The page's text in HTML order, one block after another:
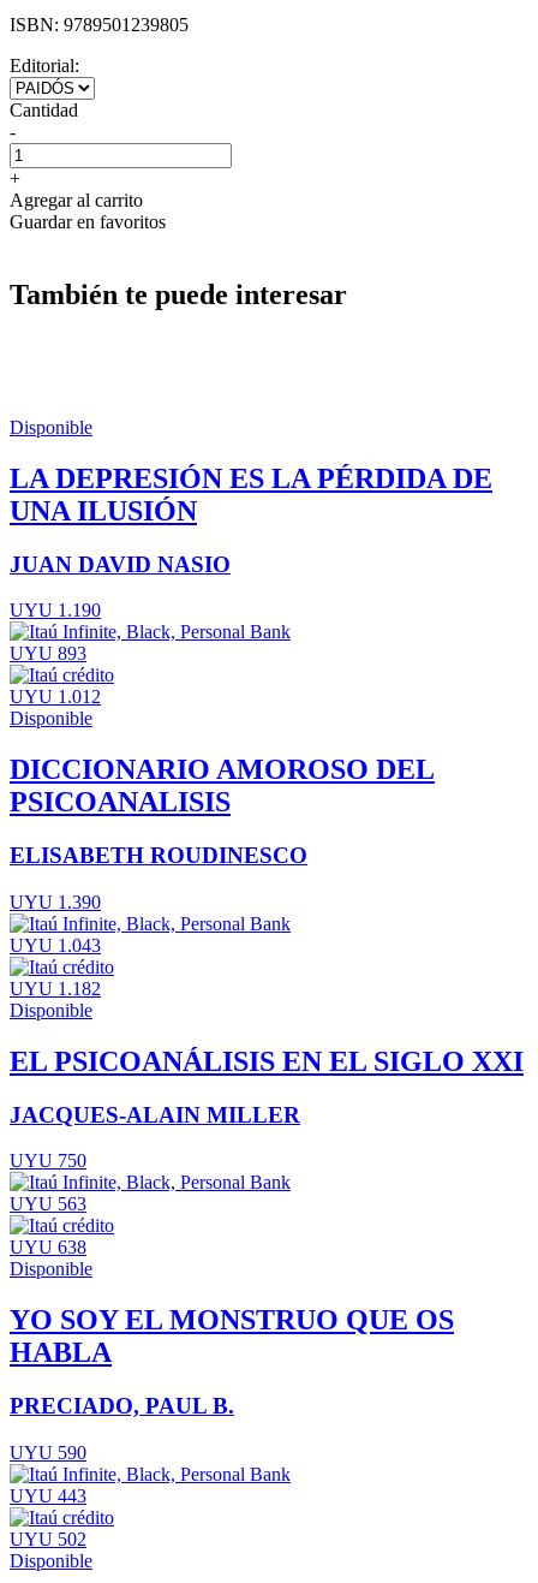
ISBN: 9789501239805
Editorial:
Cantidad
-
+
Agregar al carrito
Guardar en favoritos
También te puede interesar
Disponible
LA DEPRESIÓN ES LA PÉRDIDA DE
UNA ILUSIÓN
JUAN DAVID NASIO
UYU 1.190
UYU 893
UYU 1.012
Disponible
DICCIONARIO AMOROSO DEL
PSICOANALISIS
ELISABETH ROUDINESCO
UYU 1.390
UYU 1.043
UYU 1.182
Disponible
EL PSICOANÁLISIS EN EL SIGLO XXI
JACQUES-ALAIN MILLER
UYU 750
UYU 563
UYU 638
Disponible
YO SOY EL MONSTRUO QUE OS
HABLA
PRECIADO, PAUL B.
UYU 590
UYU 443
UYU 502
Disponible